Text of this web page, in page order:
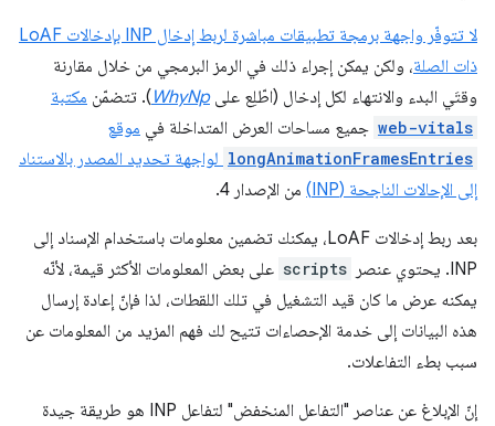
لا تتوفّر واجهة برمجة تطبيقات مباشرة لربط إدخال INP بإدخالات LoAF
ذات الصلة، ولكن يمكن إجراء ذلك في الرمز البرمجي من خلال مقارنة
وقتَي البدء والانتهاء لكل إدخال (اطّلِع علىWhyNp). تتضمّن مكتبة
web-vitals جميع مساحات العرض المتداخلة في موقع
longAnimationFramesEntries لواجهة تحديد المصدر بالاستناد
إلى الإحالات الناجحة (INP)
من الإصدار 4.
بعد ربط إدخالات LoAF، يمكنك تضمين معلومات باستخدام الإسناد إلى
INP. يحتوي عنصر
scripts على بعض المعلومات الأكثر قيمة، لأنّه
يمكنه عرض ما كان قيد التشغيل في تلك اللقطات، لذا فإنّ إعادة إرسال
هذه البيانات إلى خدمة الإحصاءات تتيح لك فهم المزيد من المعلومات عن
سبب بطء التفاعلات.
إنّ الإبلاغ عن عناصر "التفاعل المنخفض" لتفاعل INP هو طريقة جيدة